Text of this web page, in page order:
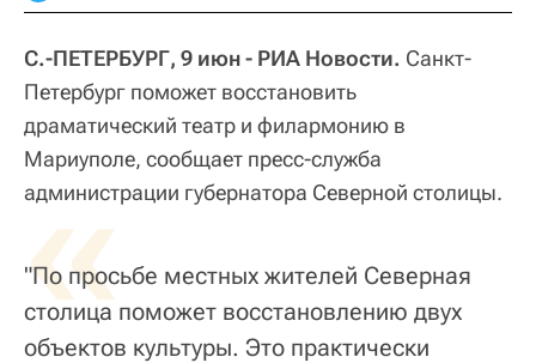
С.-ПЕТЕРБУРГ, 9 июн - РИА Новости. Санкт-
Петербург поможет восстановить
драматический театр и филармонию в
Мариуполе, сообщает пресс-служба
администрации губернатора Северной столицы.
«
"По просьбе местных жителей Северная
столица поможет восстановлению двух
объектов культуры. Это практически